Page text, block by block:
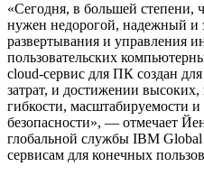
«Сегодня, в большей степени,
нужен недорогой, надежный и
развертывания и управления
пользовательских
cloud-сервис для ПК создан
затрат, и достижении высоких,
гибкости, масштабируемости
безопасности», — отмечает
глобальной службы IBM
сервисам для конечных